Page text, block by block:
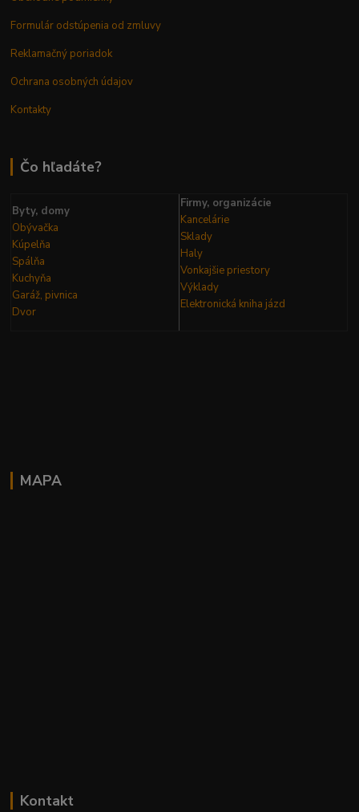
Formulár odstúpenia od zmluvy
Reklamačný poriadok
Ochrana osobných údajov
Kontakty
Čo hľadáte?
Byty, domy
Obývačka
Kúpelňa
Spálňa
Kuchyňa
Garáž, pivnica
Dvor
Firmy, organizácie
Kancelárie
Sklady
Haly
Vonkajšie priestory
Výklady
Elektronická kniha jázd
MAPA
Kontakt